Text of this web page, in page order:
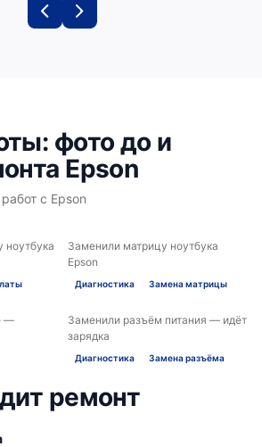
фото до и
Epson
с Epson
ПОСЛЕ
ноутбука
ДО ПОСЛЕ
Заменили матрицу ноутбука
Epson
Диагностика Замена матрицы
ПОСЛЕ
—
ДО ПОСЛЕ
Заменили разъём питания — идёт
зарядка
Диагностика Замена разъёма
ремонт